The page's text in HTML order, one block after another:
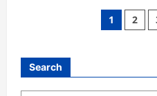
अभिनेता
हर्षवर्धन
की
पाॅलिसी”
Posts
1 2
Search